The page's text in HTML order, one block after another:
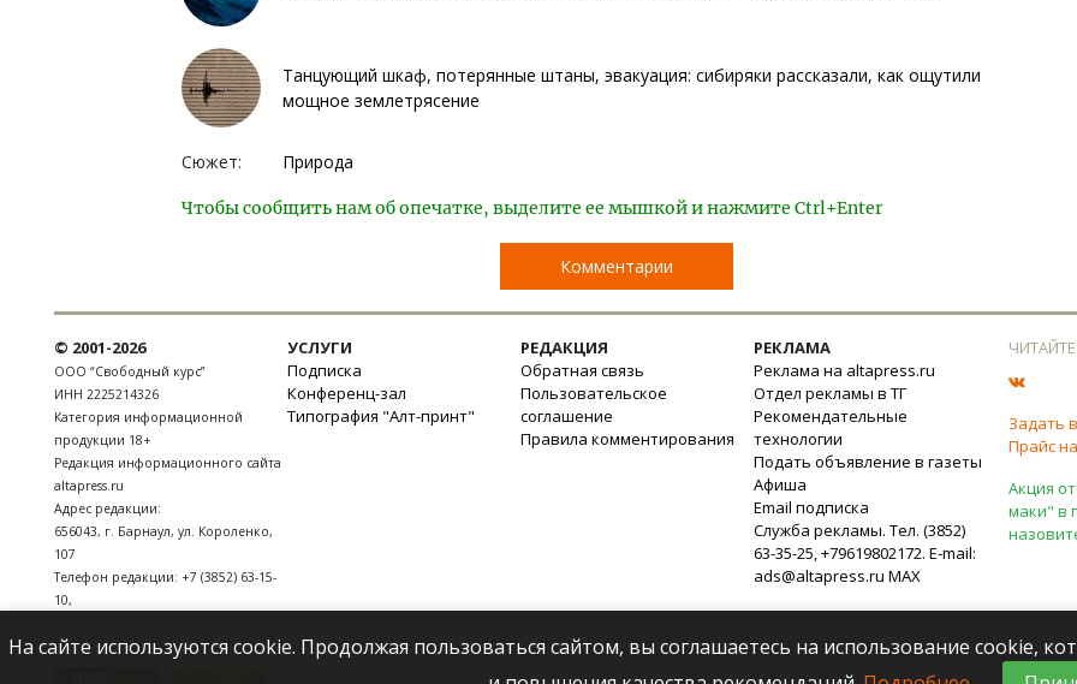
Танцующий шкаф, потерянные штаны, эвакуация: сибиряки рассказали, как ощутили
мощное землетрясение
Сюжет: Природа
Чтобы сообщить нам об опечатке, выделите ее мышкой и нажмите Ctrl+Enter
Комментарии
© 2001-2026
ООО “Свободный курс”
ИНН 2225214326
Категория информационной
продукции 18+
Редакция информационного сайта
altapress.ru
Адрес редакции:
656043, г. Барнаул, ул. Короленко,
107
Телефон редакции: +7 (3852) 63-15-
10,
УСЛУГИ
Подписка
Конференц-зал
Типография "Алт-принт"
РЕДАКЦИЯ
Обратная связь
Пользовательское
соглашение
Правила комментирования
РЕКЛАМА
Реклама на altapress.ru
Отдел рекламы в ТГ
Рекомендательные
технологии
Подать объявление в газеты
Афиша
Email подписка
Служба рекламы. Тел. (3852)
63-35-25, +79619802172. E-mail:
ads@altapress.ru MAX
Задать
Прайс
Акция
маки" в
На сайте используются cookie. Продолжая пользоваться сайтом, вы соглашаетесь на использование cookie,